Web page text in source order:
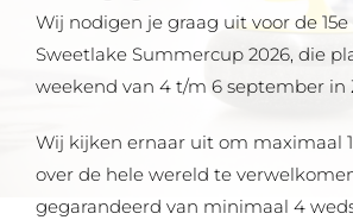
Wij nodigen je graag uit voor de
Sweetlake Summercup 2026, die
weekend van 4 t/m 6 september in
Wij kijken ernaar uit om maximaal
over de hele wereld te
gegarandeerd van minimaal 4